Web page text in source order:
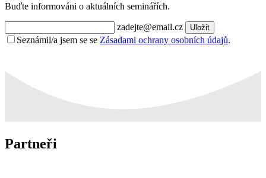
Buďte informováni o aktuálních seminářích.
zadejte@email.cz Uložit
Seznámil/a jsem se se Zásadami ochrany osobních údajů.
Partneři